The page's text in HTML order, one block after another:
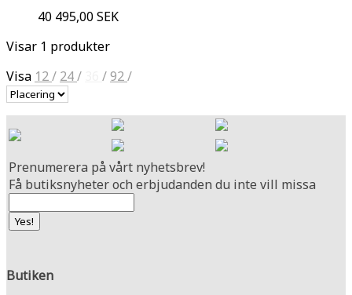
40 495,00 SEK
Visar 1 produkter
Visa 12/ 24/ /92/
Prenumerera på vårt nyhetsbrev!
Få butiksnyheter och erbjudanden du inte vill missa
Butiken